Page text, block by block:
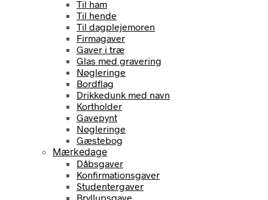
Til ham
Til hende
Til dagplejemoren
Firmagaver
Gaver i træ
Glas med gravering
Nøgleringe
Bordflag
Drikkedunk med navn
Kortholder
Gavepynt
Nøgleringe
Gæstebog
Mærkedage
Dåbsgaver
Konfirmationsgaver
Studentergaver
Bryllupsgave